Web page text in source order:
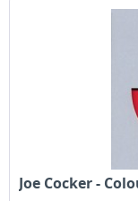
Joe Cocker -